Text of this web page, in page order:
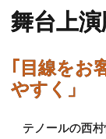
舞台上
｢目線をお
やすく」
テノールの西村